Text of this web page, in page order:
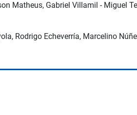
Matheus, Gabriel Villamil - Miguel
Rodrigo Echeverría, Marcelino